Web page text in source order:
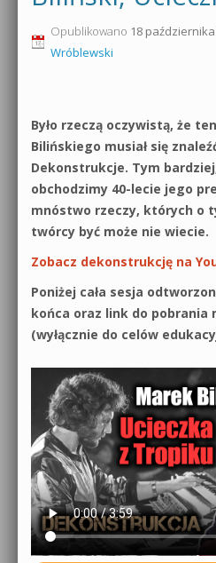
Produkcja muzyczna od
Sound Forge od podstaw
Dubstep z syntezatorem
Kontakt 5 Kompendium
Pakiety
0dB.pl - informacje
Archiwum aktualności
Polityka prywatności
Regulamin
Działanie sklepu
Wyszukiwanie
Opublikowano 18
Wróblewski
Było rzeczą oczywistą, że
Bilińskiego musiał się
Dekonstrukcje. Tym
obchodzimy 40-lecie jego
mnóstwo rzeczy, których o
twórcy być może nie wiecie.
Zobacz dekonstrukcję na
Poniżej cała sesja
końca oraz link do pobrania
(wyłącznie do celów